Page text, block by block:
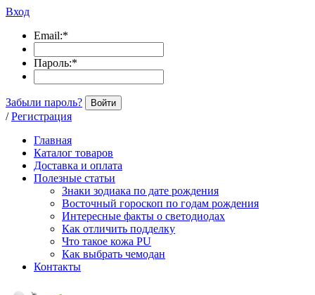
Вход
Email:*
Пароль:*
Забыли пароль? Войти
/ Регистрация
Главная
Каталог товаров
Доставка и оплата
Полезные статьи
Знаки зодиака по дате рождения
Восточный гороскоп по годам рождения
Интересные факты о светодиодах
Как отличить подделку
Что такое кожа PU
Как выбрать чемодан
Контакты